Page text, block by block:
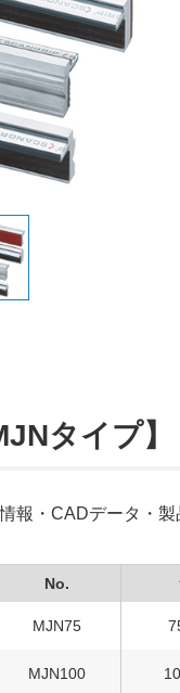
タイプ】
報・CADデータ・
No.
MJN75
MJN100